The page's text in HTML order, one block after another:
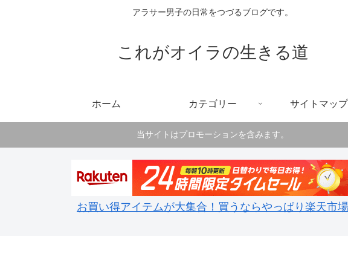
アラサー男子の日常をつづるブログです。
これがオイラの生きる道
ホーム カテゴリー サイトマップ
当サイトはプロモーションを含みます。
お買い得アイテムが大集合！買うならやっぱり楽天市場